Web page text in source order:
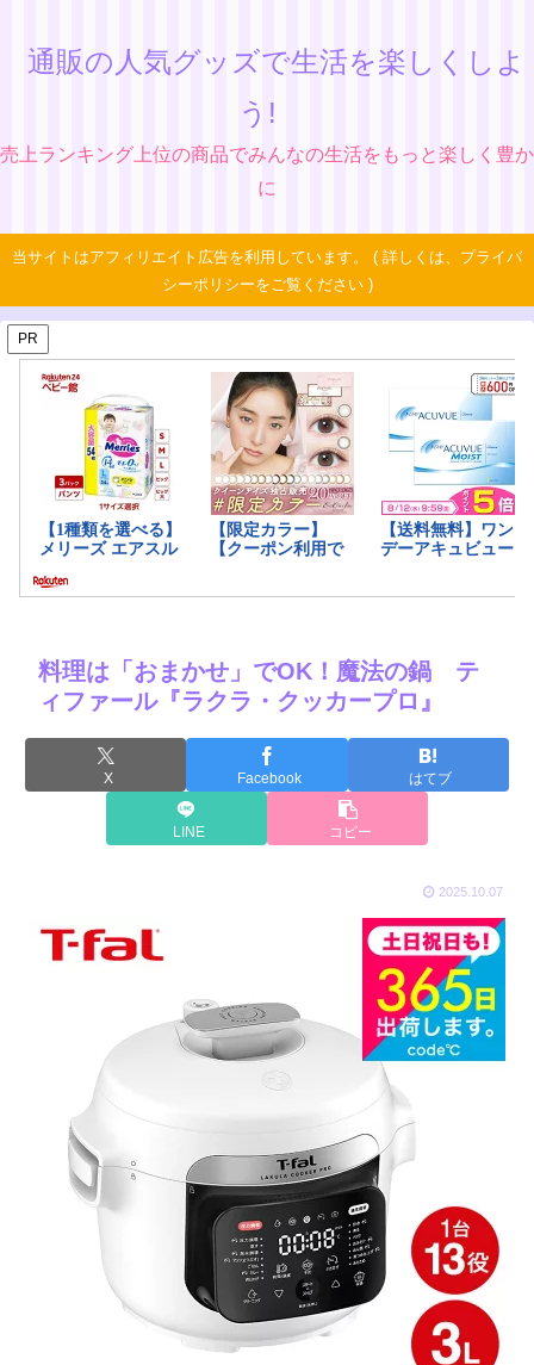
通販の人気グッズで生活を楽しくしよ
う!
売上ランキング上位の商品でみんなの生活をもっと楽しく豊か
に
当サイトはアフィリエイト広告を利用しています。 ( 詳しくは、プライバ
シーポリシーをご覧ください )
PR
料理は「おまかせ」でOK！魔法の鍋 テ
ィファール『ラクラ・クッカープロ』
X Facebook はてブ
LINE コピー
2025.10.07